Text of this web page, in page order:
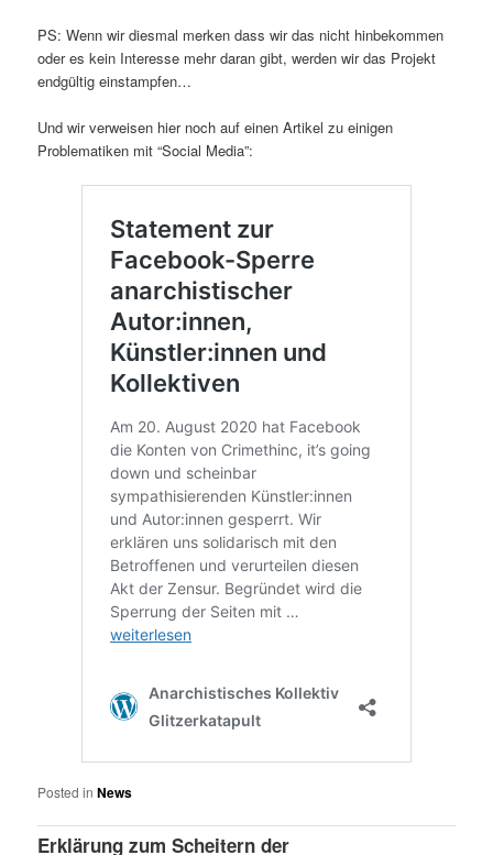
PS: Wenn wir diesmal merken dass wir das nicht hinbekommen
oder es kein Interesse mehr daran gibt, werden wir das Projekt
endgültig einstampfen…
Und wir verweisen hier noch auf einen Artikel zu einigen
Problematiken mit “Social Media”:
Posted in News
Erklärung zum Scheitern der